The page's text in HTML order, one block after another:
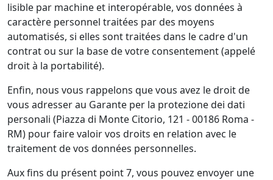
lisible par machine et interopérable, vos données à
caractère personnel traitées par des moyens
automatisés, si elles sont traitées dans le cadre d'un
contrat ou sur la base de votre consentement (appelé
droit à la portabilité).
Enfin, nous vous rappelons que vous avez le droit de
vous adresser au Garante per la protezione dei dati
personali (Piazza di Monte Citorio, 121 - 00186 Roma -
RM) pour faire valoir vos droits en relation avec le
traitement de vos données personnelles.
Aux fins du présent point 7, vous pouvez envoyer une